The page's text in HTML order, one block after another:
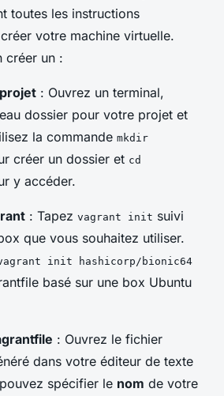
toutes les instructions
votre machine virtuelle.
créer un :
: Ouvrez un terminal,
dossier pour votre projet et
la commande mkdir
créer un dossier et cd
y accéder.
: Tapez vagrant init suivi
que vous souhaitez utiliser.
init hashicorp/bionic64
basé sur une box Ubuntu
: Ouvrez le fichier
dans votre éditeur de texte
spécifier le nom de votre